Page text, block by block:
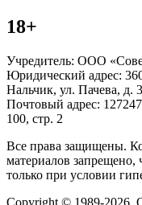
18+
Учредитель: ООО
Юридический адрес:
Нальчик, ул. Пачева, д.
Почтовый адрес:
100, стр. 2
Все права защищены.
материалов
только при условии
Copyright © 1989-